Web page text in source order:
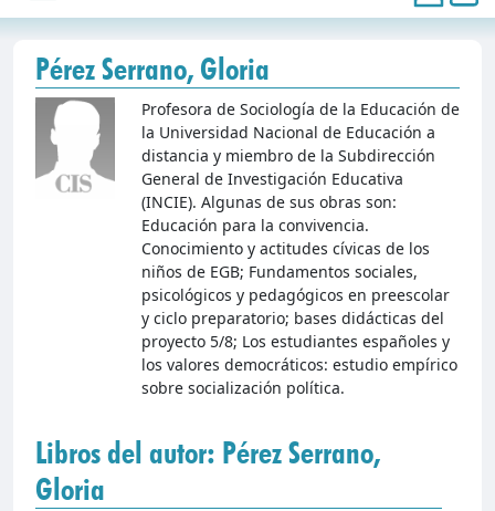
Pérez Serrano, Gloria
Profesora de Sociología de la Educación de
la Universidad Nacional de Educación a
distancia y miembro de la Subdirección
General de Investigación Educativa
(INCIE). Algunas de sus obras son:
Educación para la convivencia.
Conocimiento y actitudes cívicas de los
niños de EGB; Fundamentos sociales,
psicológicos y pedagógicos en preescolar
y ciclo preparatorio; bases didácticas del
proyecto 5/8; Los estudiantes españoles y
los valores democráticos: estudio empírico
sobre socialización política.
Libros del autor: Pérez Serrano,
Gloria